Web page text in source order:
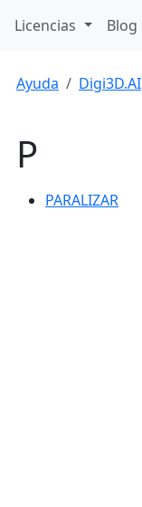
Licencias Blog
Ayuda Digi3D.AI
P
PARALIZAR